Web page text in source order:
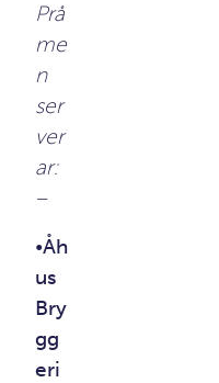
Prå
me
n
ser
ver
ar:
–
•Åh
us
Bry
gg
eri